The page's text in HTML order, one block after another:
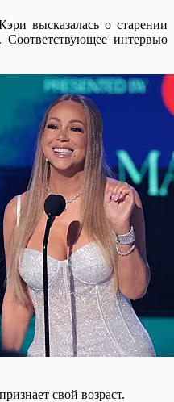
высказалась о старении
интервью
свой возраст.